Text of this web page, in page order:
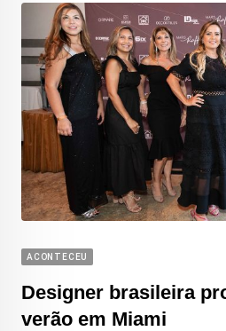
ACONTECEU
Designer brasileira
verão em Miami